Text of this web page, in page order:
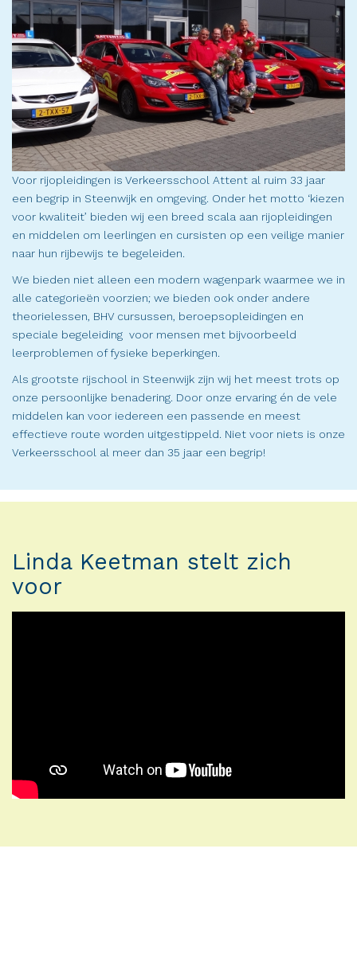
Voor rijopleidingen is Verkeersschool Attent al ruim 33 jaar
een begrip in Steenwijk en omgeving. Onder het motto ‘kiezen
voor kwaliteit’ bieden wij een breed scala aan rijopleidingen
en middelen om leerlingen en cursisten op een veilige manier
naar hun rijbewijs te begeleiden.
We bieden niet alleen een modern wagenpark waarmee we in
alle categorieën voorzien; we bieden ook onder andere
theorielessen, BHV cursussen, beroepsopleidingen en
speciale begeleiding voor mensen met bijvoorbeeld
leerproblemen of fysieke beperkingen.
Als grootste rijschool in Steenwijk zijn wij het meest trots op
onze persoonlijke benadering. Door onze ervaring én de vele
middelen kan voor iedereen een passende en meest
effectieve route worden uitgestippeld. Niet voor niets is onze
Verkeersschool al meer dan 35 jaar een begrip!
Linda Keetman stelt zich
voor